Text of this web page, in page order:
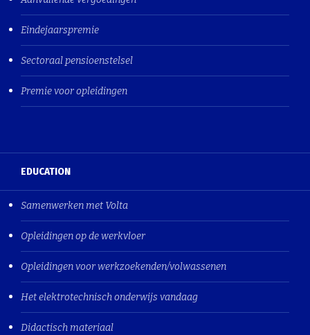
Eindejaarspremie
Sectoraal pensioenstelsel
Premie voor opleidingen
EDUCATION
Samenwerken met Volta
Opleidingen op de werkvloer
Opleidingen voor werkzoekenden/volwassenen
Het elektrotechnisch onderwijs vandaag
Didactisch materiaal